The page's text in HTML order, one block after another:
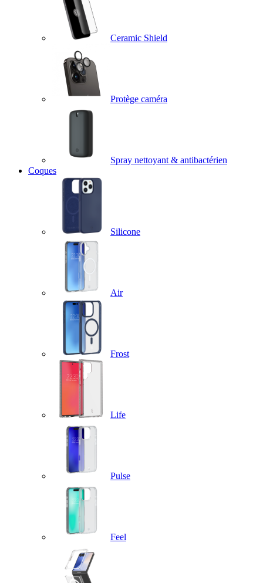
Ceramic Shield
Protège caméra
Spray nettoyant & antibactérien
Coques
Silicone
Air
Frost
Life
Pulse
Feel